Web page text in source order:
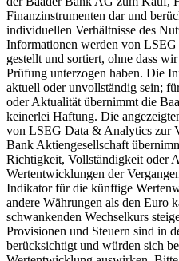
Finanzinstrumenten dar und
individuellen Verhältnisse des
Informationen werden von
gestellt und sortiert, ohne dass
Prüfung unterzogen haben. Die
aktuell oder unvollständig sein;
oder Aktualität übernimmt die
keinerlei Haftung. Die
von LSEG Data & Analytics zur
Bank Aktiengesellschaft
Richtigkeit, Vollständigkeit oder
Wertentwicklungen der
Indikator für die künftige
andere Währungen als den Euro
schwankenden Wechselkurs
Provisionen und Steuern sind in
berücksichtigt und würden sich